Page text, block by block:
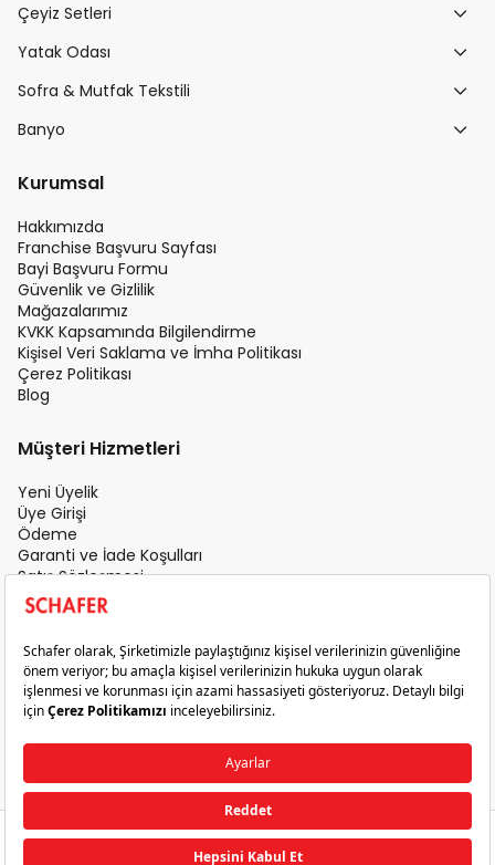
Çeyiz Setleri
Yatak Odası
Sofra & Mutfak Tekstili
Banyo
Kurumsal
Hakkımızda
Franchise Başvuru Sayfası
Bayi Başvuru Formu
Güvenlik ve Gizlilik
Mağazalarımız
KVKK Kapsamında Bilgilendirme
Kişisel Veri Saklama ve İmha Politikası
Çerez Politikası
Blog
Müşteri Hizmetleri
Yeni Üyelik
Üye Girişi
Ödeme
Garanti ve İade Koşulları
Satış Sözleşmesi
Üyelik Sözleşmesi
İletişim
Gizlilik ve Güvenlik
Sık Sorulan Sorular
Satış Sonrası Hizmet
© 2026 Schafer. Tüm Hakları Saklıdır.